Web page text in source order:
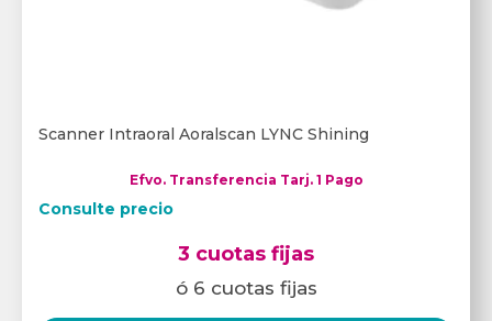
Scanner Intraoral Aoralscan LYNC Shining
Efvo. Transferencia Tarj. 1 Pago
Consulte precio
3 cuotas fijas
ó 6 cuotas fijas